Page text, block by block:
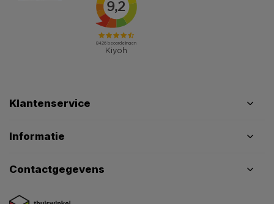
Klantenservice
Informatie
Contactgegevens